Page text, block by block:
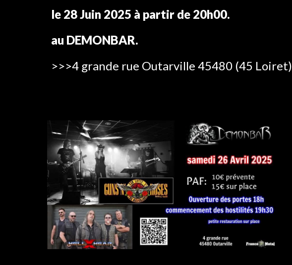
le 28Juin 2025 à partir de 20h00.
au DEMONBAR.
>>>4 grande rue Outarville 45480 (45 Loiret)